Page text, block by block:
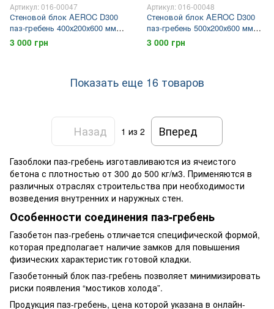
Артикул: 016-00047
Стеновой блок AEROC D300
паз-гребень 400х200х600 мм
(Березань)
3 000 грн
Артикул: 016-00048
Стеновой блок AEROC D300
паз-гребень 500х200х600 мм
(Березань)
3 000 грн
Показать еще 16 товаров
Назад 1 из 2 Вперед
Газоблоки паз-гребень изготавливаются из ячеистого
бетона с плотностью от 300 до 500 кг/м3. Применяются в
различных отраслях строительства при необходимости
возведения внутренних и наружных стен.
Особенности соединения паз-гребень
Газобетон паз-гребень отличается специфической формой,
которая предполагает наличие замков для повышения
физических характеристик готовой кладки.
Газобетонный блок паз-гребень позволяет минимизировать
риски появления “мостиков холода”.
Продукция паз-гребень, цена которой указана в онлайн-